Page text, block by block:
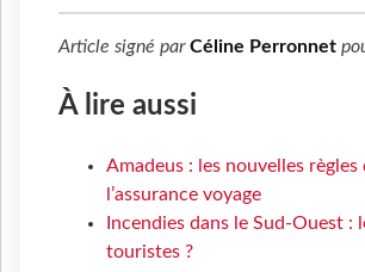
Article signé parCéline Perronnet
À lire aussi
Amadeus : les nouvelles règles
l’assurance voyage
Incendies dans le Sud-Ouest :
touristes ?